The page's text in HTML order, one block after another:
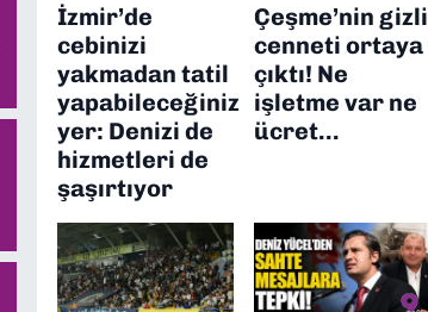
İzmir’de
cebinizi
yakmadan tatil
yapabileceğiniz
yer: Denizi de
hizmetleri de
şaşırtıyor
Çeşme’nin gizli
cenneti ortaya
çıktı! Ne
işletme var ne
ücret…